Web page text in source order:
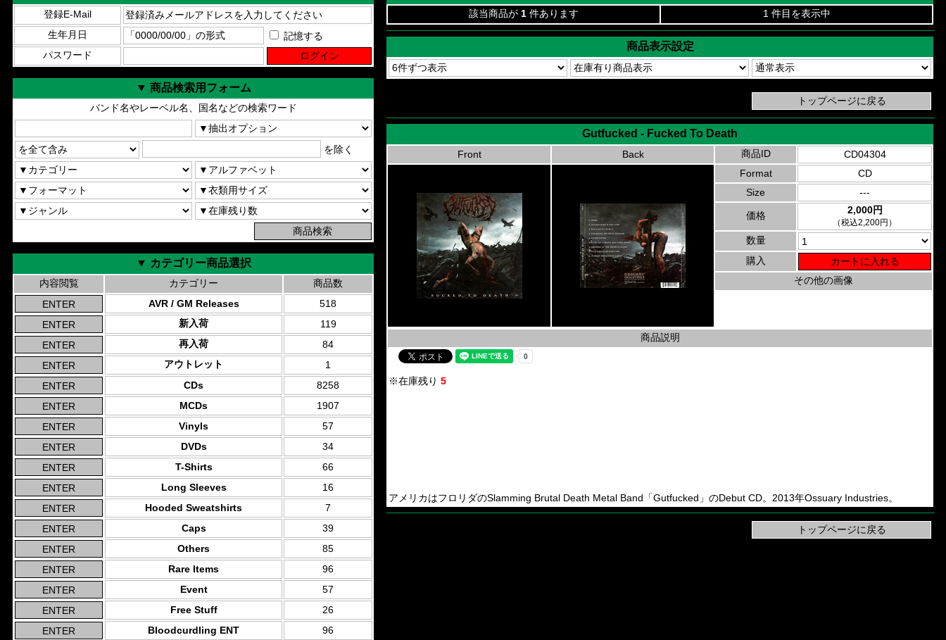
登録E-Mail
生年月日
記憶する
パスワード
▼ 商品検索用フォーム
バンド名やレーベル名、国名などの検索ワード
を除く
▼ カテゴリー商品選択
内容閲覧 カテゴリー
商品数
AVR / GM Releases
518
新入荷
119
再入荷
84
アウトレット
1
CDs
8258
MCDs
1907
Vinyls
57
DVDs
34
T-Shirts
66
Long Sleeves
16
Hooded Sweatshirts
7
Caps
39
Others
85
Rare Items
96
Event
57
Free Stuff
26
Bloodcurdling ENT
96
該当商品が 1 件あります 1 件目を表示中
商品表示設定
Gutfucked - Fucked To Death
Front Back 商品ID
CD04304
Format
CD
Size
---
価格 2,000円
（税込2,200円）
数量
購入
その他の画像
商品説明
※在庫残り 5
アメリカはフロリダのSlamming Brutal Death Metal Band「Gutfucked」のDebut CD。2013年Ossuary Industries。